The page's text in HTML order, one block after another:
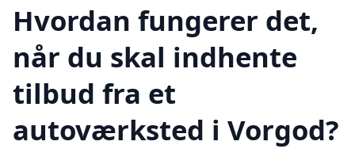
Hvordan fungerer det,
når du skal indhente
tilbud fra et
autoværksted i Vorgod?